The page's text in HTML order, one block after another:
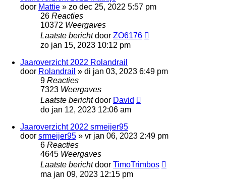
door Mattie » zo dec 25, 2022 5:57 pm
26 Reacties
10372 Weergaves
Laatste berichtdoor ZO6176
zo jan 15, 2023 10:12 pm
Jaaroverzicht 2022 Rolandrail
door Rolandrail » di jan 03, 2023 6:49 pm
9 Reacties
7323 Weergaves
Laatste berichtdoor David
do jan 12, 2023 12:06 am
Jaaroverzicht 2022 srmeijer95
door srmeijer95 » vr jan 06, 2023 2:49 pm
6 Reacties
4645 Weergaves
Laatste berichtdoor TimoTrimbos
ma jan 09, 2023 12:15 pm